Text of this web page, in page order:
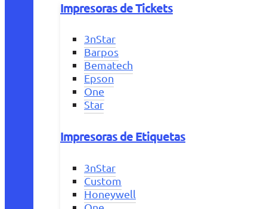
Impresoras de Tickets
3nStar
Barpos
Bematech
Epson
One
Star
Impresoras de Etiquetas
3nStar
Custom
Honeywell